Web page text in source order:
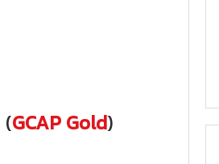
(GCAP Gold)